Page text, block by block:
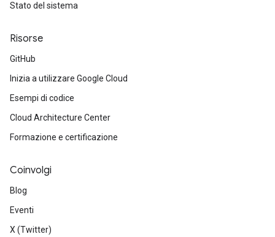
Stato del sistema
Risorse
GitHub
Inizia a utilizzare Google Cloud
Esempi di codice
Cloud Architecture Center
Formazione e certificazione
Coinvolgi
Blog
Eventi
X (Twitter)